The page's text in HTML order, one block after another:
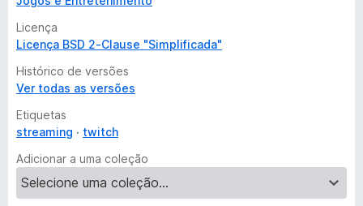
Licença
Licença BSD 2-Clause "Simplificada"
Histórico de versões
Ver todas as versões
Etiquetas
streaming
twitch
Adicionar a uma coleção